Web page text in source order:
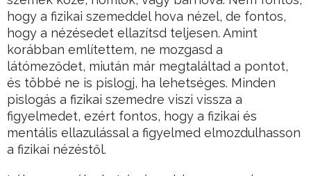
hogy a fizikai szemeddel hova nézel, de fontos,
hogy a nézésedet ellazítsd teljesen. Amint
korábban említettem, ne mozgasd a
látómeződet, miután már megtaláltad a pontot,
és többé ne is pislogj, ha lehetséges. Minden
pislogás a fizikai szemedre viszi vissza a
figyelmedet, ezért fontos, hogy a fizikai és
mentális ellazulással a figyelmed elmozdulhasson
a fizikai nézéstől.